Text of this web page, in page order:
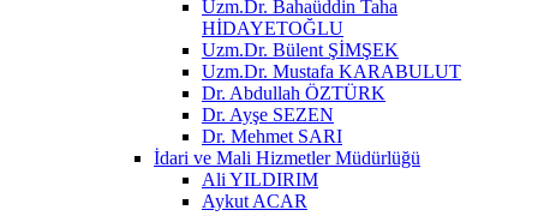
Uzm.Dr. Bahaüddin Taha
HİDAYETOĞLU
Uzm.Dr. Bülent ŞİMŞEK
Uzm.Dr. Mustafa KARABULUT
Dr. Abdullah ÖZTÜRK
Dr. Ayşe SEZEN
Dr. Mehmet SARI
İdari ve Mali Hizmetler Müdürlüğü
Ali YILDIRIM
Aykut ACAR